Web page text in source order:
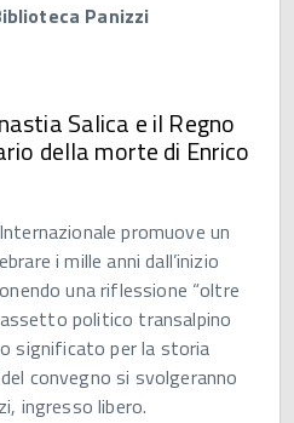
Panizzi
Salica e il Regno
della morte di Enrico
promuove un
i mille anni dall’inizio
una riflessione “oltre
politico transalpino
significato per la storia
convegno si svolgeranno
ingresso libero.